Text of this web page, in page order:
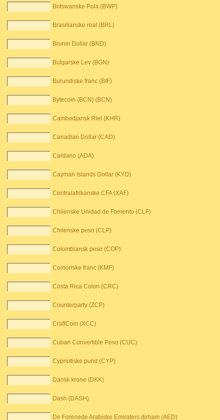
Botswanske Pula (BWP)
Brasilianske real (BRL)
Brunei Dollar (BND)
Bulgarske Lev (BGN)
Burundiske franc (BIF)
Bytecoin (BCN) (BCN)
Cambodjansk Riel (KHR)
Canadian Dollar (CAD)
Cardano (ADA)
Cayman Islands Dollar (KYD)
Centralafrikanske CFA (XAF)
Chilenske Unidad de Fomento (CLF)
Chilenske peso (CLP)
Colombiansk peso (COP)
Comoriske franc (KMF)
Costa Rica Colon (CRC)
Counterparty (ZCP)
CraftCoin (XCC)
Cuban Convertible Peso (CUC)
Cypriotiske pund (CYP)
Dansk krone (DKK)
Dash (DASH)
De Forenede Arabiske Emiraters dirham (AED)